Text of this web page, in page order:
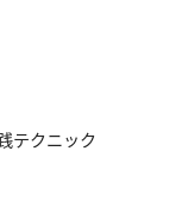
テクニック